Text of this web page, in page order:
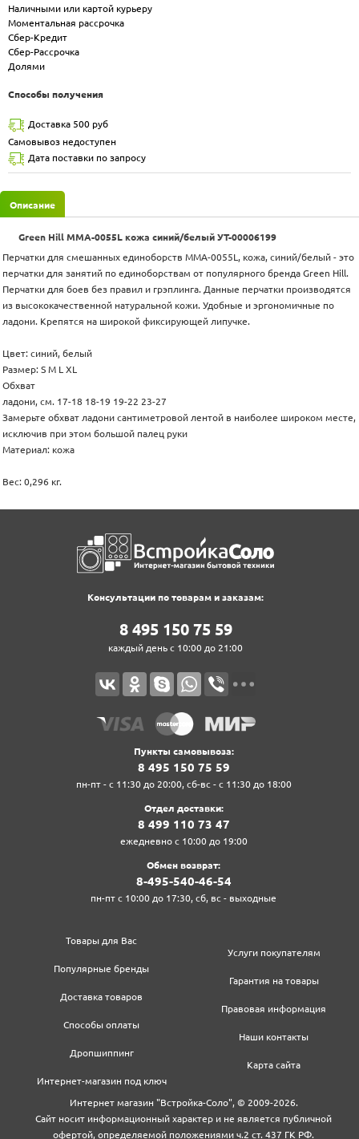
Наличными или картой курьеру
Моментальная рассрочка
Сбер-Кредит
Сбер-Рассрочка
Долями
Способы получения
Доставка 500 руб
Самовывоз недоступен
Дата поставки по запросу
Описание
Green Hill MMA-0055L кожа синий/белый УТ-00006199
Перчатки для смешанных единоборств MMA-0055L, кожа, синий/белый - это
перчатки для занятий по единоборствам от популярного бренда Green Hill.
Перчатки для боев без правил и грэплинга. Данные перчатки производятся
из высококачественной натуральной кожи. Удобные и эргономичные по
ладони. Крепятся на широкой фиксирующей липучке.
Цвет: синий, белый
Размер: S M L XL
Обхват
ладони, см. 17-18 18-19 19-22 23-27
Замерьте обхват ладони сантиметровой лентой в наиболее широком месте,
исключив при этом большой палец руки
Материал: кожа
Вес: 0,296 кг.
Консультации по товарам и заказам:
8‍ 4‍9‍5‍ 1‍5‍0‍ 7‍5‍ 5‍9‍
каждый день с 10:00 до 21:00
Пункты самовывоза:
8‍ 4‍9‍5‍ 1‍5‍0‍ 7‍5‍ 5‍9‍
пн-пт - с 11:30 до 20:00, сб-вс - с 11:30 до 18:00
Отдел доставки:
8‍ 4‍9‍9‍ 1‍1‍0‍ 7‍3‍ 4‍7‍
ежедневно с 10:00 до 19:00
Обмен возврат:
8‍-4‍9‍5‍-5‍4‍0‍-4‍6‍-5‍4‍
пн-пт с 10:00 до 17:30, сб, вс - выходные
Товары для Вас
Популярные бренды
Доставка товаров
Способы оплаты
Дропшиппинг
Интернет-магазин под ключ
Услуги покупателям
Гарантия на товары
Правовая информация
Наши контакты
Карта сайта
Интернет магазин "Встройка-Соло", © 2009-2026.
Сайт носит информационный характер и не является публичной
офертой, определяемой положениями ч.2 ст. 437 ГК РФ.